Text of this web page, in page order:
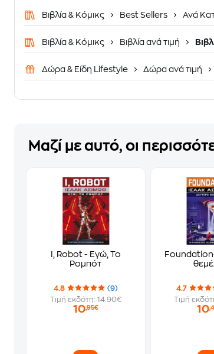
Βιβλία & Κόμικς Best Sellers Ανά
Βιβλία & Κόμικς Βιβλία ανά τιμή
Δώρα & Είδη Lifestyle Δώρα ανά τιμή
Μαζί με αυτό, οι
I, Robot - Εγώ, Το
Ρομπότ
4.8
(9)
Τιμή εκδότη: 14.90€
10,95€
4.7
Τιμή
10